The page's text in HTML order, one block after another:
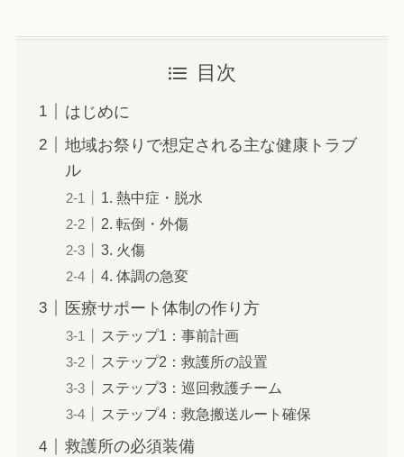
目次
はじめに
地域お祭りで想定される主な健康トラブ
ル
1. 熱中症・脱水
2. 転倒・外傷
3. 火傷
4. 体調の急変
医療サポート体制の作り方
ステップ1：事前計画
ステップ2：救護所の設置
ステップ3：巡回救護チーム
ステップ4：救急搬送ルート確保
救護所の必須装備